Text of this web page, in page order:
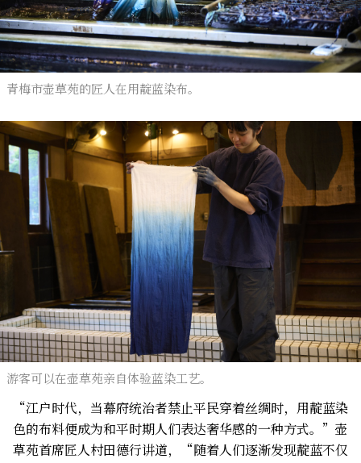
青梅市壶草苑的匠人在用靛蓝染布。
游客可以在壶草苑亲自体验蓝染工艺。
“江户时代，当幕府统治者禁止平民穿着丝绸时，用靛蓝染
色的布料便成为和平时期人们表达奢华感的一种方式。”壶
草苑首席匠人村田德行讲道，“随着人们逐渐发现靛蓝不仅